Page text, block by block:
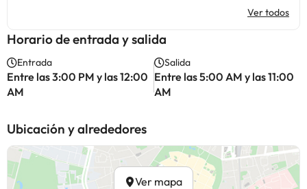
Ver todos
Horario de entrada y salida
Entrada
Entre las 3:00 PM y las 12:00
AM
Salida
Entre las 5:00 AM y las 11:00
AM
Ubicación y alrededores
Ver mapa